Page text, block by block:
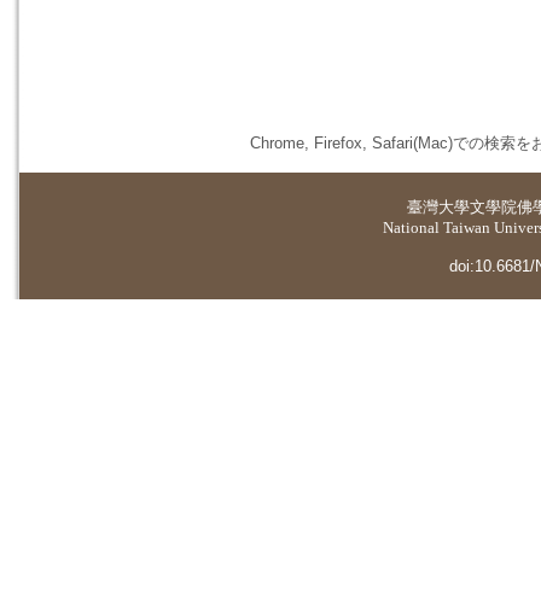
Chrome, Firefox, Safari(Mac)での検索を
臺灣大學文學院佛
National Taiwan
doi:10.6681/